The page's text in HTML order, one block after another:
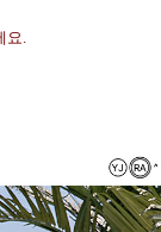
.